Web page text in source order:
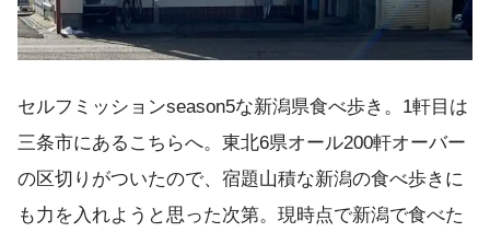
セルフミッションseason5な新潟県食べ歩き。1軒目は
三条市にあるこちらへ。東北6県オール200軒オーバー
の区切りがついたので、宿題山積な新潟の食べ歩きに
も力を入れようと思った次第。現時点で新潟で食べた